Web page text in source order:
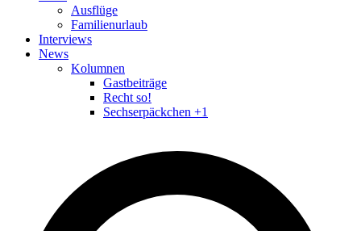
Ausflüge
Familienurlaub
Interviews
News
Kolumnen
Gastbeiträge
Recht so!
Sechserpäckchen +1